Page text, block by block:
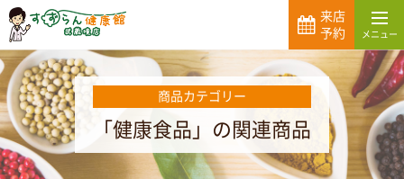
来店
予約
商品カテゴリー
「健康食品」の関連商品